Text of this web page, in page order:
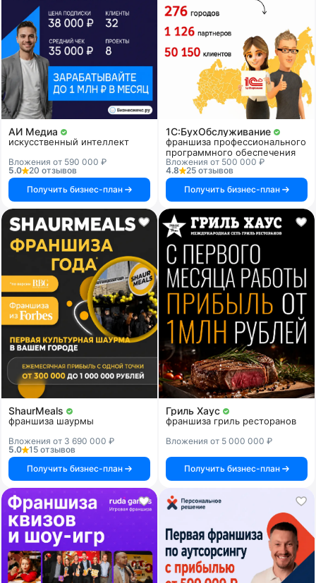
АИ Медиа
искусственный интеллект
Вложения от 590 000 ₽
5.0
20 отзывов
Получить бизнес-план
1C:БухОбслуживание
франшиза профессионального
программного обеспечения
Вложения от 500 000 ₽
4.8
25 отзывов
Получить бизнес-план
ShaurMeals
франшиза шаурмы
Вложения от 3 690 000 ₽
5.0
15 отзывов
Получить бизнес-план
Гриль Хаус
франшиза гриль ресторанов
Вложения от 5 000 000 ₽
Получить бизнес-план